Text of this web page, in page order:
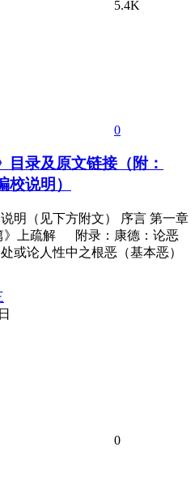
5.4K
0
目录及原文链接（附：
校说明）
明（见下方附文） 序言 第一章
上疏解 附录：康德：论恶
或论人性中之根恶（基本恶）
0